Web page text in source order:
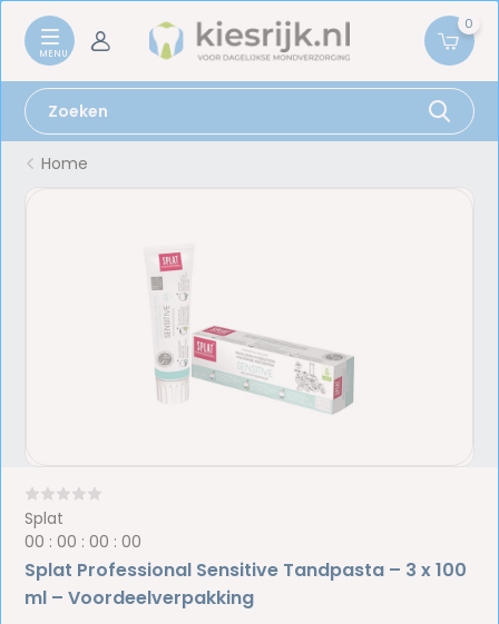
0
Home
Splat
00 :00 :00 :00
Splat Professional Sensitive Tandpasta – 3 x 100
ml – Voordeelverpakking